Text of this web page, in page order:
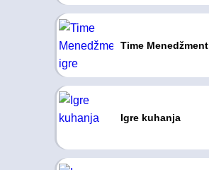
Time
Igre kuhanja